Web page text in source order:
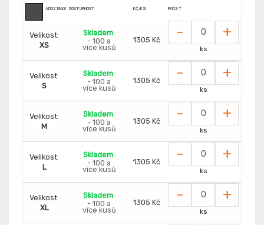
AD5213600 DOSTUPNOST KČ/KS: POČET
Velikost:
XS
Skladem
- 100 a
více kusů
1305 Kč - +
ks
Velikost:
S
Skladem
- 100 a
více kusů
1305 Kč - +
ks
Velikost:
M
Skladem
- 100 a
více kusů
1305 Kč - +
ks
Velikost:
L
Skladem
- 100 a
více kusů
1305 Kč - +
ks
Velikost:
XL
Skladem
- 100 a
více kusů
1305 Kč - +
ks